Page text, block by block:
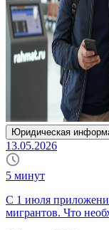
Юридическая
13.05.2026
5 минут
С 1 июля
мигрантов. Что